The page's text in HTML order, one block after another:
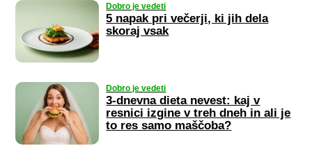
Dobro je vedeti
5 napak pri večerji, ki jih dela
skoraj vsak
Dobro je vedeti
3-dnevna dieta nevest: kaj v
resnici izgine v treh dneh in ali je
to res samo maščoba?